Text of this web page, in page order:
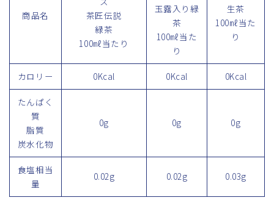
商品名
茶匠伝説
緑茶
100㎖当たり
玉露入り緑
茶
100㎖当た
り
生茶
100㎖当た
り
カロリー 0Kcal 0Kcal 0Kcal
たんぱく
質
脂質
炭水化物
0g 0g 0g
食塩相当
量
0.02g 0.02g 0.03g